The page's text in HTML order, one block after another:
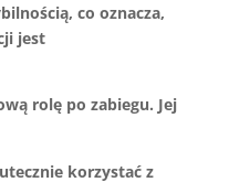
, co oznacza,
jest
rolę po zabiegu. Jej
korzystać z